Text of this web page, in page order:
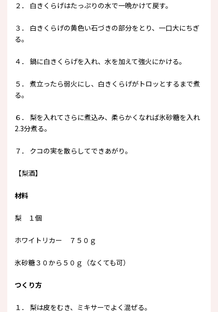
２． 白きくらげはたっぷりの水で一晩かけて戻す。
３． 白きくらげの黄色い石づきの部分をとり、一口大にちぎ
る。
４． 鍋に白きくらげを入れ、水を加えて強火にかける。
５． 煮立ったら弱火にし、白きくらげがトロッとするまで煮
る。
６． 梨を入れてさらに煮込み、柔らかくなれば氷砂糖を入れ
2.3分煮る。
７． クコの実を散らしてできあがり。
【梨酒】
材料
梨 １個
ホワイトリカー ７５０ｇ
氷砂糖３０から５０ｇ（なくても可）
つくり方
１． 梨は皮をむき、ミキサーでよく混ぜる。